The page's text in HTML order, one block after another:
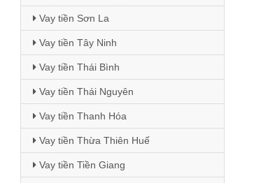
Vay tiền Sơn La
Vay tiền Tây Ninh
Vay tiền Thái Bình
Vay tiền Thái Nguyên
Vay tiền Thanh Hóa
Vay tiền Thừa Thiên Huế
Vay tiền Tiền Giang